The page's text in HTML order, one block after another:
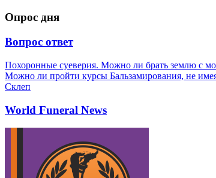
Опрос дня
Вопрос ответ
Похоронные суеверия. Можно ли брать землю с
Можно ли пройти курсы Бальзамирования, не
Склеп
World Funeral News